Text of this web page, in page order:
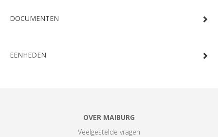
DOCUMENTEN
EENHEDEN
OVER MAIBURG
Veelgestelde vragen